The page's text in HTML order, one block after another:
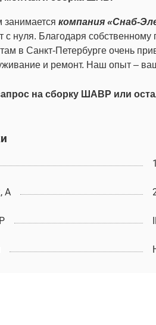
занимается компания «Снаб-
с нуля. Благодаря
в Санкт-Петербурге очень
и ремонт. Наш опыт –
на сборку ШАВР или
А